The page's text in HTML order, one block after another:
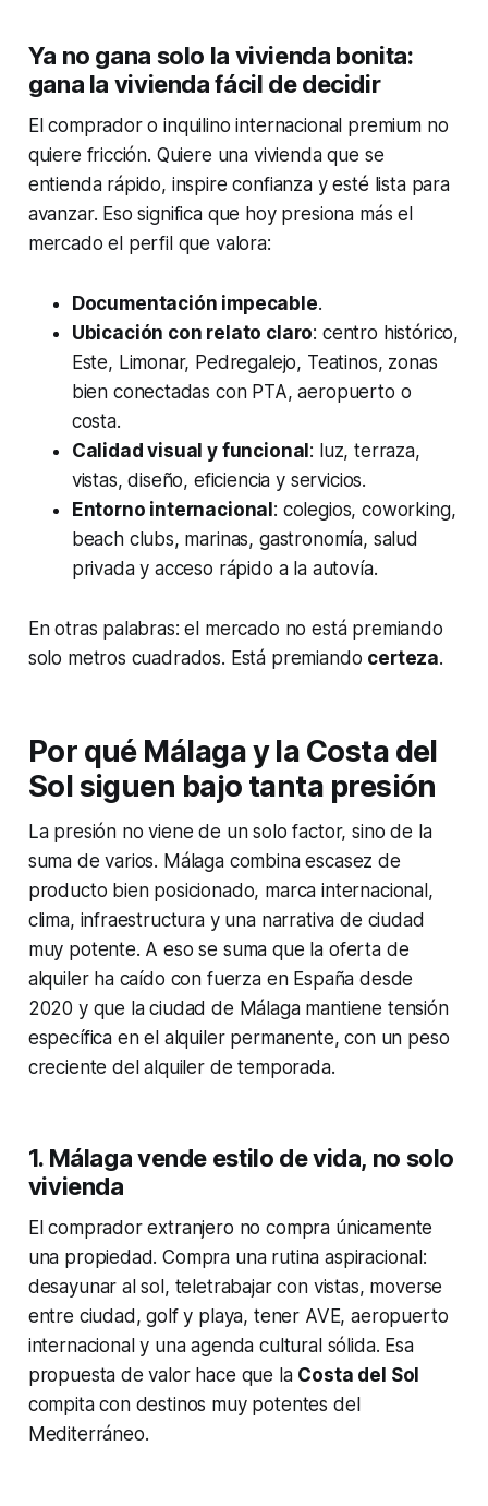
Ya no gana solo la vivienda bonita:
gana la vivienda fácil de decidir
El comprador o inquilino internacional premium no
quiere fricción. Quiere una vivienda que se
entienda rápido, inspire confianza y esté lista para
avanzar. Eso significa que hoy presiona más el
mercado el perfil que valora:
Documentación impecable.
Ubicación con relato claro: centro histórico,
Este, Limonar, Pedregalejo, Teatinos, zonas
bien conectadas con PTA, aeropuerto o
costa.
Calidad visual y funcional : luz, terraza,
vistas, diseño, eficiencia y servicios.
Entorno internacional : colegios, coworking,
beach clubs, marinas, gastronomía, salud
privada y acceso rápido a la autovía.
En otras palabras: el mercado no está premiando
solo metros cuadrados. Está premiando certeza.
Por qué Málaga y la Costa del
Sol siguen bajo tanta presión
La presión no viene de un solo factor, sino de la
suma de varios. Málaga combina escasez de
producto bien posicionado, marca internacional,
clima, infraestructura y una narrativa de ciudad
muy potente. A eso se suma que la oferta de
alquiler ha caído con fuerza en España desde
2020 y que la ciudad de Málaga mantiene tensión
específica en el alquiler permanente, con un peso
creciente del alquiler de temporada.
1. Málaga vende estilo de vida, no solo
vivienda
El comprador extranjero no compra únicamente
una propiedad. Compra una rutina aspiracional:
desayunar al sol, teletrabajar con vistas, moverse
entre ciudad, golf y playa, tener AVE, aeropuerto
internacional y una agenda cultural sólida. Esa
propuesta de valor hace que la Costa del Sol
compita con destinos muy potentes del
Mediterráneo.